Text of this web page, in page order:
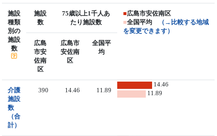
施設
種類
別の
施設
数
施設
数
75歳以上1千人あ
たり施設数
■広島市安佐南区
■全国平均
（→比較する地域
を変更できます）
広島
市安
佐南
区
広島市
安佐南
区
全国平
均
介護
施設
数
（合
計）
390 14.46 11.89
14.46
11.89